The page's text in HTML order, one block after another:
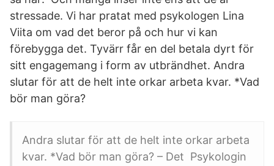
stressade. Vi har pratat med psykologen Lina
Viita om vad det beror på och hur vi kan
förebygga det. Tyvärr får en del betala dyrt för
sitt engagemang i form av utbrändhet. Andra
slutar för att de helt inte orkar arbeta kvar. *Vad
bör man göra?
Andra slutar för att de helt inte orkar arbeta
kvar. *Vad bör man göra? – Det Psykologin